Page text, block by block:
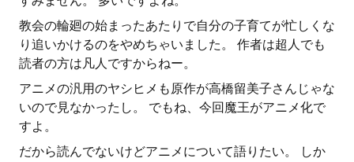
教会の輪廻の始まったあたりで自分の子育てが忙しくな
り追いかけるのをやめちゃいました。 作者は超人でも
読者の方は凡人ですからねー。
アニメの汎用のヤシヒメも原作が高橋留美子さんじゃな
いので見なかったし。 でもね、今回魔王がアニメ化で
すよ。
だから読んでないけどアニメについて語りたい。 しか